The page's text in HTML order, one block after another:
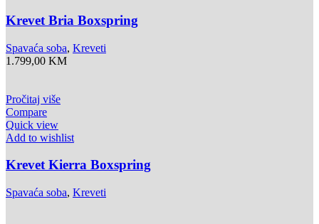
Krevet Bria Boxspring
Spavaća soba, Kreveti
1.799,00 KM
Pročitaj više
Compare
Quick view
Add to wishlist
Krevet Kierra Boxspring
Spavaća soba, Kreveti